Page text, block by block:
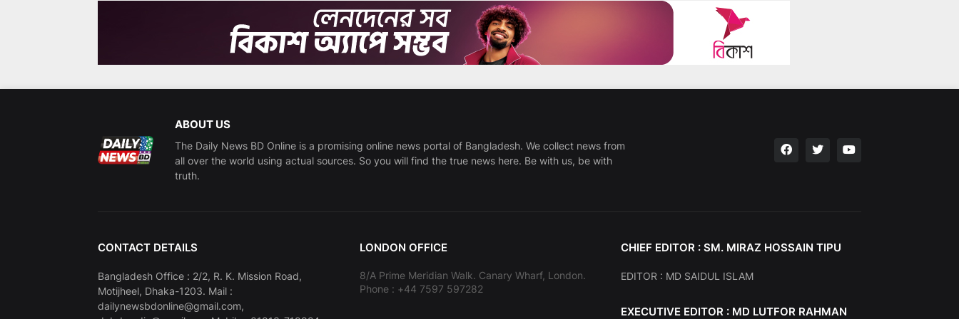
ABOUT US
The Daily News BD Online is a promising online news portal of Bangladesh. We collect news from
all over the world using actual sources. So you will find the true news here. Be with us, be with
truth.
CONTACT DETAILS
Bangladesh Office : 2/2, R. K. Mission Road,
Motijheel, Dhaka-1203. Mail :
dailynewsbdonline@gmail.com,
LONDON OFFICE
8/A Prime Meridian Walk. Canary Wharf, London.
Phone : +44 7597 597282
CHIEF EDITOR : SM. MIRAZ HOSSAIN TIPU
EDITOR : MD SAIDUL ISLAM
EXECUTIVE EDITOR : MD LUTFOR RAHMAN